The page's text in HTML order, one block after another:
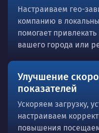
Настраиваем гео-
компанию в
помогает
вашего города или
Улучшение
показателей
Ускоряем загрузку,
настраиваем
повышения